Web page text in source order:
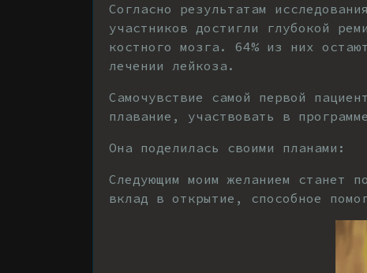
Согласно результатам
участников достигли глубокой
костного мозга. 64% из них
лечении лейкоза.
Самочувствие самой первой
плавание, участвовать в
Она поделилась своими планами:
Следующим моим желанием станет
вклад в открытие, способное